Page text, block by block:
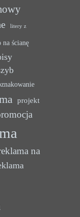
litery z
na ścianę
projekt
na